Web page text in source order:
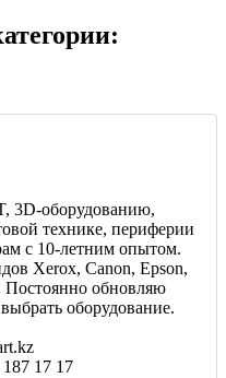
3D-оборудованию,
технике, периферии
с 10-летним опытом.
Xerox, Canon, Epson,
Постоянно обновляю
оборудование.
17 17